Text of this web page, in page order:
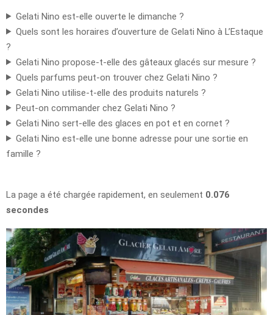
Gelati Nino est-elle ouverte le dimanche ?
Quels sont les horaires d’ouverture de Gelati Nino à L’Estaque
?
Gelati Nino propose-t-elle des gâteaux glacés sur mesure ?
Quels parfums peut-on trouver chez Gelati Nino ?
Gelati Nino utilise-t-elle des produits naturels ?
Peut-on commander chez Gelati Nino ?
Gelati Nino sert-elle des glaces en pot et en cornet ?
Gelati Nino est-elle une bonne adresse pour une sortie en
famille ?
La page a été chargée rapidement, en seulement 0.076
secondes